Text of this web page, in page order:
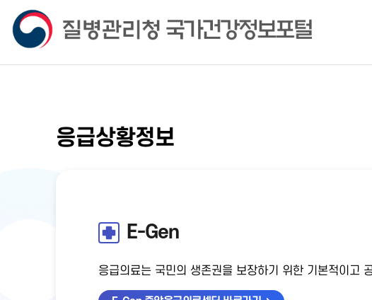
응급상황정보
E-Gen
응급의료는 국민의 생존권을 보장하기 위한 기본적이고